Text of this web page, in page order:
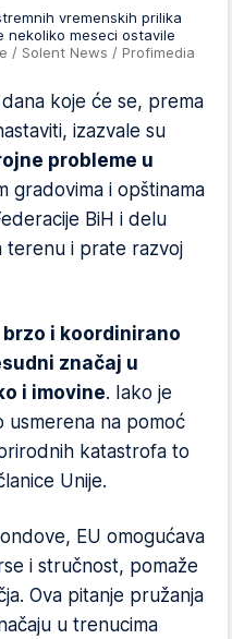
vremenskih prilika
nekoliko meseci ostavile
/ Solent News / Profimedia
koje će se, prema
izazvale su
probleme u
gradovima i opštinama
BiH i delu
terenu i prate razvoj
brzo i koordinirano
značaj u
i imovine. Iako je
usmerena na pomoć
katastrofa to
Unije.
EU omogućava
i stručnost, pomaže
Ova pitanje pružanja
u trenucima